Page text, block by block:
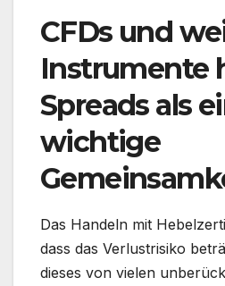
CFDs und
Instrumente
Spreads als
wichtige
Das Handeln mit
dass das Verlustrisiko
dieses von vielen